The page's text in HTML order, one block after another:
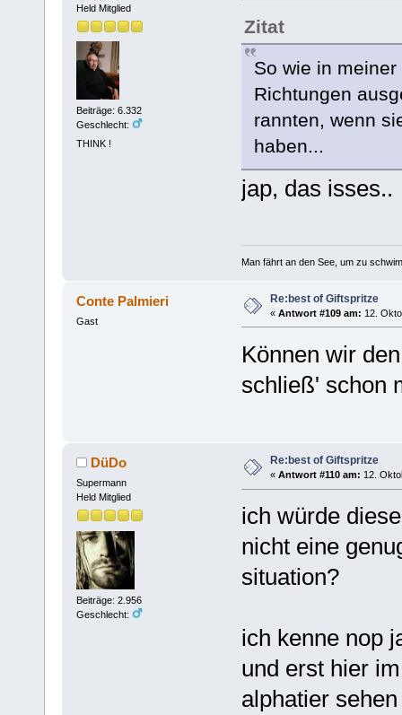
Held Mitglied
Beiträge: 6.332
Geschlecht:
THINK !
Zitat
So wie in
Richtungen
rannten, wenn
haben...
jap, das isses..
Man fährt an den See, um zu
Conte Palmieri
Gast
Re:best of Giftspritze
« Antwort #109 am: 12.
Können wir
schließ' schon
DüDo
Supermann
Held Mitglied
Beiträge: 2.956
Geschlecht:
Re:best of Giftspritze
« Antwort #110 am: 12.
ich würde
nicht eine
situation?
ich kenne nop
und erst hier
alphatier